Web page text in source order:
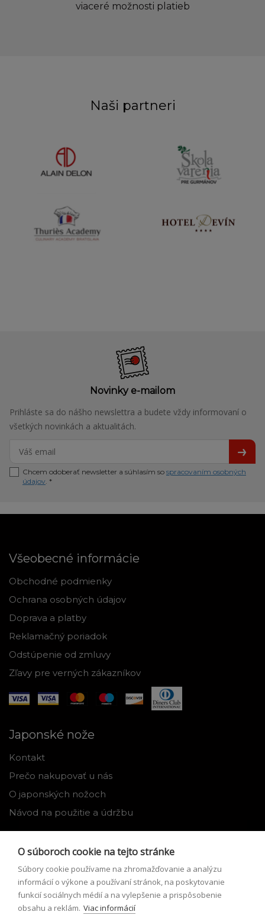
viaceré možnosti platieb
Naši partneri
Novinky e-mailom
Prihláste sa do nášho newslettra a budete vždy informovaní o
všetkých novinkách a aktualitách.
Chcem odoberať newsletter a súhlasím so spracovaním osobných
údajov. *
Všeobecné informácie
Obchodné podmienky
Ochrana osobných údajov
Doprava a platby
Reklamačný poriadok
Odstúpenie od zmluvy
Zľavy pre verných zákazníkov
Japonské nože
Kontakt
Prečo nakupovať u nás
O japonských nožoch
Návod na použitie a údržbu
Môj profil
Zabudnuté heslo
O súboroch cookie na tejto stránke
Súbory cookie používame na zhromažďovanie a analýzu
informácií o výkone a používaní stránok, na poskytovanie
funkcií sociálnych médií a na vylepšenie a prispôsobenie
obsahu a reklám. Viac informácií